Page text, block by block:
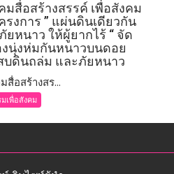
มสื่อสร้างสรรค์ เพื่อสังคม
รงการ ” แผ่นดินเดียวกัน
ยหนาว ให้ผู้ยากไร้ “ จัด
งนุ่งห่มกันหนาวบนดอย
บดินถล่ม และภัยหนาว
สื่อสร้างสร...
เพื่อสังคม